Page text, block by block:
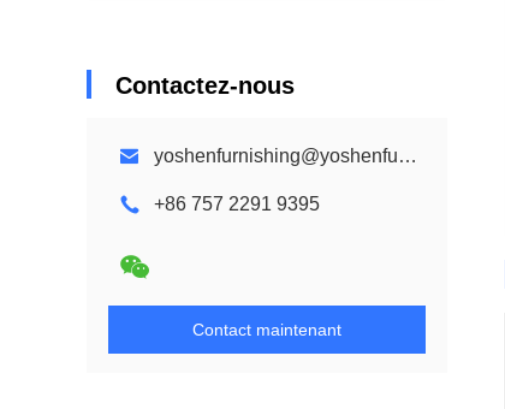
Contactez-nous
yoshenfurnishing@yoshenfurnishing.com
+86 757 2291 9395
Contact maintenant